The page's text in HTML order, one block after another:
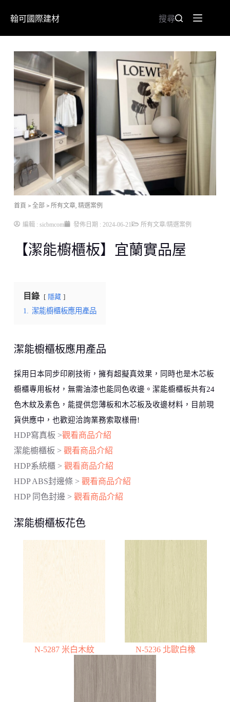
翰可國際建材 搜尋
首頁 > 全部 > 所有文章, 精選案例
編輯 : sicbmcom 發佈日期 : 2024-06-21 所有文章/精選案例
【潔能櫥櫃板】宜蘭實品屋
目錄 隱藏
1. 潔能櫥櫃板應用產品
潔能櫥櫃板應用產品
採用日本同步印刷技術，擁有超擬真效果，同時也是木芯板
櫥櫃專用板材，無需油漆也能同色收邊。潔能櫥櫃板共有24
色木紋及素色，能提供您薄板和木芯板及收邊材料，目前現
貨供應中，也歡迎洽詢業務索取樣冊!
HDP寫真板 >觀看商品介紹
潔能櫥櫃板 > 觀看商品介紹
HDP系統櫃 > 觀看商品介紹
HDP ABS封邊條 > 觀看商品介紹
HDP 同色封邊 > 觀看商品介紹
潔能櫥櫃板花色
N-5287 米白木紋 N-5236 北歐白橡